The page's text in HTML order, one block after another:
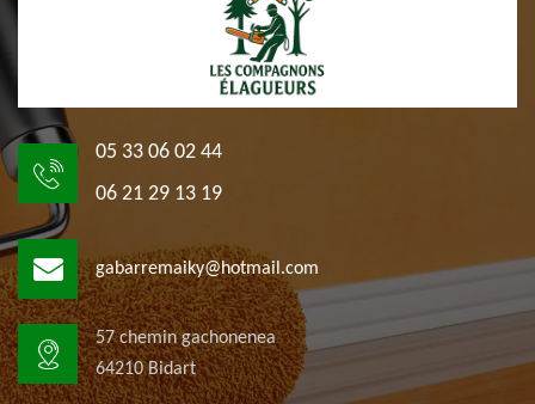
05 33 06 02 44
06 21 29 13 19
gabarremaiky@hotmail.com
57 chemin gachonenea
64210 Bidart